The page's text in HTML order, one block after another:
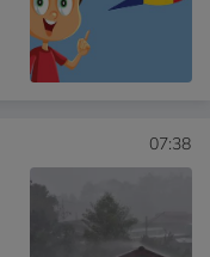
07:38